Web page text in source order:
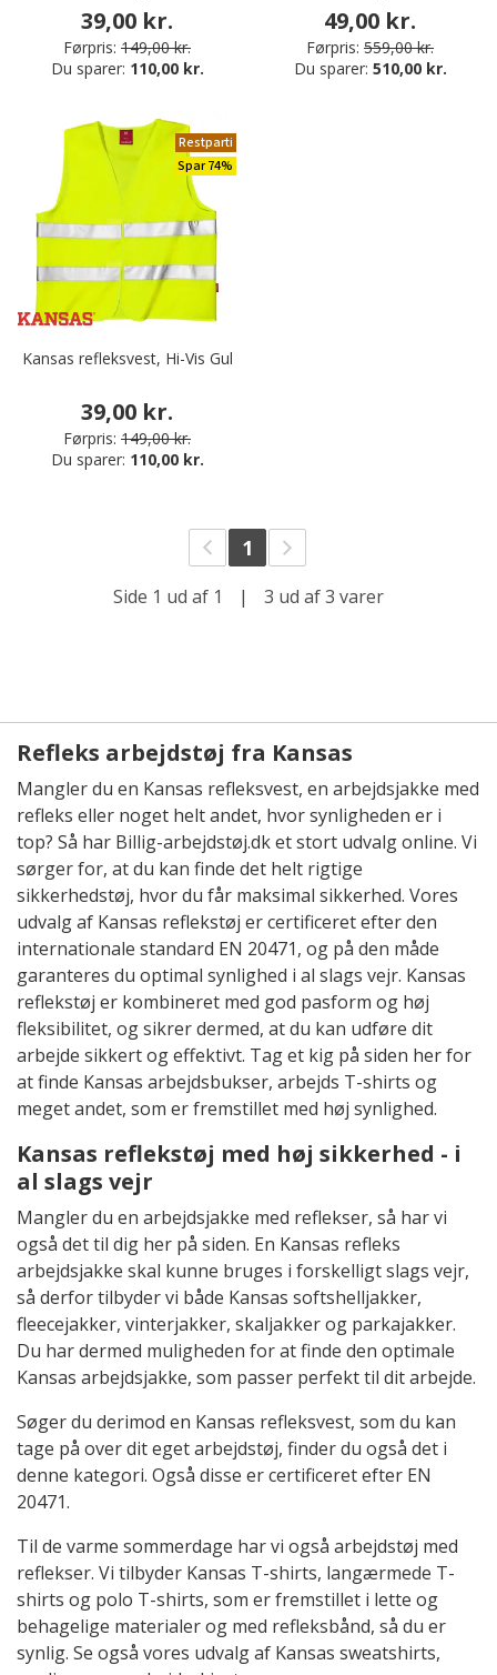
39,00 kr.
Førpris: 149,00 kr.
Du sparer: 110,00 kr.
49,00 kr.
Førpris: 559,00 kr.
Du sparer: 510,00 kr.
Restparti
Spar 74%
Kansas refleksvest, Hi-Vis Gul
39,00 kr.
Førpris: 149,00 kr.
Du sparer: 110,00 kr.
1
Side 1 ud af 1 | 3 ud af 3 varer
Refleks arbejdstøj fra Kansas
Mangler du en Kansas refleksvest, en arbejdsjakke med
refleks eller noget helt andet, hvor synligheden er i
top? Så har Billig-arbejdstøj.dk et stort udvalg online. Vi
sørger for, at du kan finde det helt rigtige
sikkerhedstøj, hvor du får maksimal sikkerhed. Vores
udvalg af Kansas reflekstøj er certificeret efter den
internationale standard EN 20471, og på den måde
garanteres du optimal synlighed i al slags vejr. Kansas
reflekstøj er kombineret med god pasform og høj
fleksibilitet, og sikrer dermed, at du kan udføre dit
arbejde sikkert og effektivt. Tag et kig på siden her for
at finde Kansas arbejdsbukser, arbejds T-shirts og
meget andet, som er fremstillet med høj synlighed.
Kansas reflekstøj med høj sikkerhed - i
al slags vejr
Mangler du en arbejdsjakke med reflekser, så har vi
også det til dig her på siden. En Kansas refleks
arbejdsjakke skal kunne bruges i forskelligt slags vejr,
så derfor tilbyder vi både Kansas softshelljakker,
fleecejakker, vinterjakker, skaljakker og parkajakker.
Du har dermed muligheden for at finde den optimale
Kansas arbejdsjakke, som passer perfekt til dit arbejde.
Søger du derimod en Kansas refleksvest, som du kan
tage på over dit eget arbejdstøj, finder du også det i
denne kategori. Også disse er certificeret efter EN
20471.
Til de varme sommerdage har vi også arbejdstøj med
reflekser. Vi tilbyder Kansas T-shirts, langærmede T-
shirts og polo T-shirts, som er fremstillet i lette og
behagelige materialer og med refleksbånd, så du er
synlig. Se også vores udvalg af Kansas sweatshirts,